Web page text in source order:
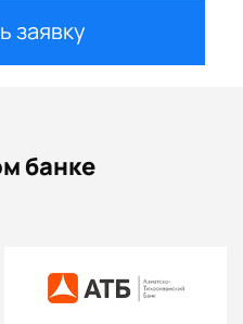
заявку
банке